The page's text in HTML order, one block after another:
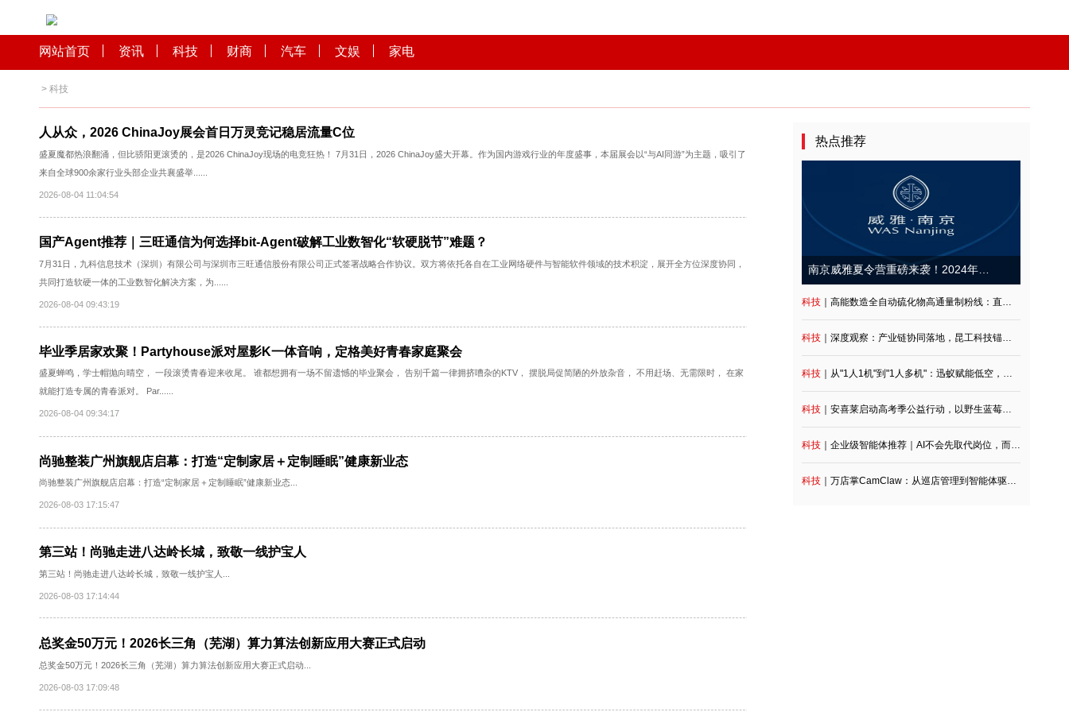
网站首页 资讯 科技 财商 汽车 文娱
人从众，2026 ChinaJoy展会首日万灵竞记稳居流量C位
盛夏魔都热浪翻涌，但比骄阳更滚烫的，是2026 ChinaJoy现场的电竞狂热！ 7月31日，2026 ChinaJoy盛大开幕。作为国内游戏行业的年度盛事，本届展会以“与AI同游”为主题，吸引了
来自全球900余家行业头部企业共襄盛举......
2026-08-04 11:04:54
国产Agent推荐｜三旺通信为何选择bit-Agent破解工业数智化“软硬脱节”难题？
7月31日，九科信息技术（深圳）有限公司与深圳市三旺通信股份有限公司正式签署战略合作协议。双方将依托各自在工业网络硬件与智能软件领域的技术积淀，展开全方位深度协同，
2026-08-04 09:43:19
毕业季居家欢聚！Partyhouse派对屋影K一体音响，定格美好青春家庭聚会
盛夏蝉鸣，学士帽抛向晴空， 一段滚烫青春迎来收尾。 谁都想拥有一场不留遗憾的毕业聚会， 告别千篇一律拥挤嘈杂的KTV， 摆脱局促简陋的外放杂音， 不用赶场、无需限时， 在家
就能打造专属的青春派对。 Par......
2026-08-04 09:34:17
尚驰整装广州旗舰店启幕：打造“定制家居＋定制睡眠”健康新业态...
第三站！尚驰走进八达岭长城，致敬一线护宝人
第三站！尚驰走进八达岭长城，致敬一线护宝人...
2026-08-03 17:14:44
热点推荐
科技｜高能数造全自动硫化物高通量制粉线：直击行业痛点，重
科技｜深度观察：产业链协同落地，昆工科技锚定铅
科技｜安喜莱启动高考季公益行动，以野生蓝莓